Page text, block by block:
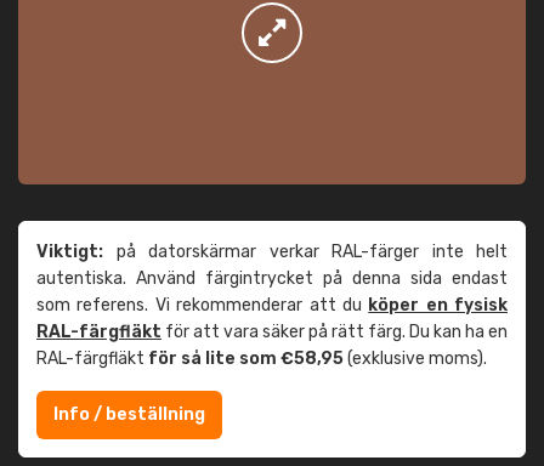
Viktigt: på datorskärmar verkar RAL-färger inte helt
autentiska. Använd färgintrycket på denna sida endast
som referens. Vi rekommenderar att du köper en fysisk
RAL-färgfläkt för att vara säker på rätt färg. Du kan ha en
RAL-färgfläkt för så lite som €58,95(exklusive moms).
Info / beställning